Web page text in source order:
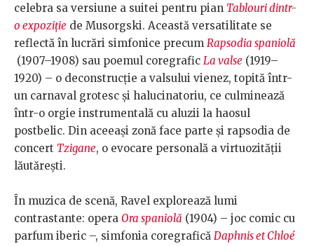
celebra sa versiune a suitei pentru pian Tablouri dintr-
o expoziție de Musorgski. Această versatilitate se
reflectă în lucrări simfonice precum Rapsodia spaniolă
(1907–1908) sau poemul coregrafic La valse (1919–
1920) – o deconstrucție a valsului vienez, topită într-
un carnaval grotesc și halucinatoriu, ce culminează
într-o orgie instrumentală cu aluzii la haosul
postbelic. Din aceeași zonă face parte și rapsodia de
concert Tzigane, o evocare personală a virtuozității
lăutărești.
În muzica de scenă, Ravel explorează lumi
contrastante: opera Ora spaniolă (1904) – joc comic cu
parfum iberic –, simfonia coregrafică Daphnis et Chloé